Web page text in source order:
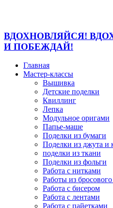
ВДОХНОВЛЯЙСЯ!
И ПОБЕЖДАЙ!
Главная
Мастер-классы
Вышивка
Детские поделки
Квиллинг
Лепка
Модульное оригами
Папье-маше
Поделки из бумаги
Поделки из джута и
поделки из ткани
Поделки из фольги
Работа с нитками
Работы из
Работа с бисером
Работа с лентами
Работа с пайетками